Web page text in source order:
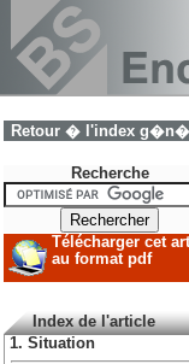
Retour � l'index
Recherche
Télécharger cet
au format pdf
Index de l'article
1. Situation